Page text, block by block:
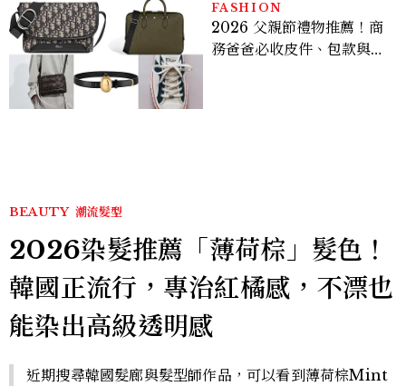
FASHION
2026 父親節禮物推薦！商
務爸爸必收皮件、包款與鞋
BEAUTY 潮流髮型
2026染髮推薦「薄荷棕」髮色！
韓國正流行，專治紅橘感，不漂也
能染出高級透明感
近期搜尋韓國髮廊與髮型師作品，可以看到薄荷棕Mint